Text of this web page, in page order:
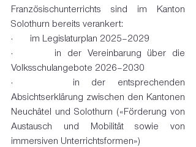
Französischunterrichts sind im Kanton
Solothurn bereits verankert:
·       im Legislaturplan 2025–2029
·       in der Vereinbarung über die
Volksschulangebote 2026–2030
·     in der entsprechenden
Absichtserklärung zwischen den Kantonen
Neuchâtel und Solothurn («Förderung von
Austausch und Mobilität sowie von
immersiven Unterrichtsformen»)